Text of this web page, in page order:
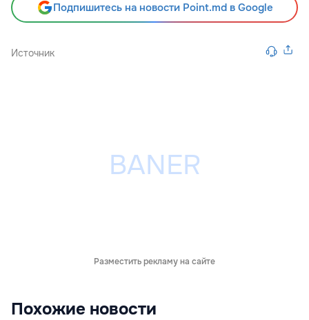
Подпишитесь на новости Point.md в Google
Источник
Разместить рекламу на сайте
Похожие новости